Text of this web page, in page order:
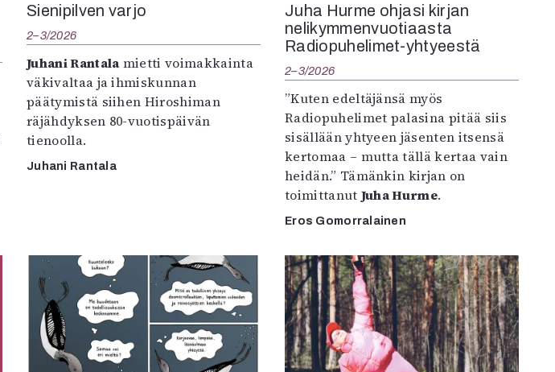
Sienipilven varjo
2–3/2026
Juhani Rantala mietti voimakkainta
väkivaltaa ja ihmiskunnan
päätymistä siihen Hiroshiman
räjähdyksen 80-vuotispäivän
tienoolla.
Juhani Rantala
Juha Hurme ohjasi kirjan
nelikymmenvuotiaasta
Radiopuhelimet-yhtyeestä
2–3/2026
”Kuten edeltäjänsä myös
Radiopuhelimet palasina pitää siis
sisällään yhtyeen jäsenten itsensä
kertomaa – mutta tällä kertaa vain
heidän.” Tämänkin kirjan on
toimittanut Juha Hurme.
Eros Gomorralainen